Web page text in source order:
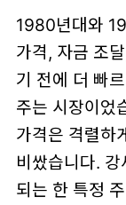
1980년대와
가격, 자금 조
기 전에 더 빠
주는 시장이었
가격은 격렬하
비쌌습니다.
되는 한 특정